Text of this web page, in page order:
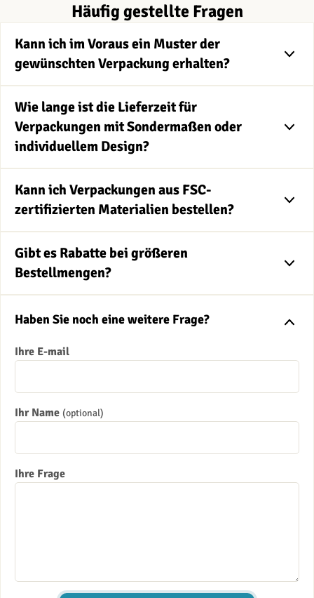
Häufig gestellte Fragen
Kann ich im Voraus ein Muster der
gewünschten Verpackung erhalten?
Wie lange ist die Lieferzeit für
Verpackungen mit Sondermaßen oder
individuellem Design?
Kann ich Verpackungen aus FSC-
zertifizierten Materialien bestellen?
Gibt es Rabatte bei größeren
Bestellmengen?
Haben Sie noch eine weitere Frage?
Ihre E-mail
Ihr Name (optional)
Ihre Frage